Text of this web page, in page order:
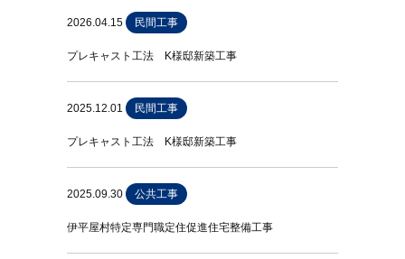
2026.04.15 民間工事
プレキャスト工法 K様邸新築工事
2025.12.01 民間工事
プレキャスト工法 K様邸新築工事
2025.09.30 公共工事
伊平屋村特定専門職定住促進住宅整備工事